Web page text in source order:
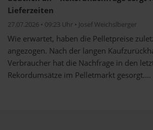
Lieferzeiten
27.07.2026 • 09:23 Uhr • Josef Weichslberger
Wie erwartet, haben die Pelletpreise
angezogen. Nach der langen
Verbraucher hat die Nachfrage in den
Rekordumsätze im Pelletmarkt gesorgt....